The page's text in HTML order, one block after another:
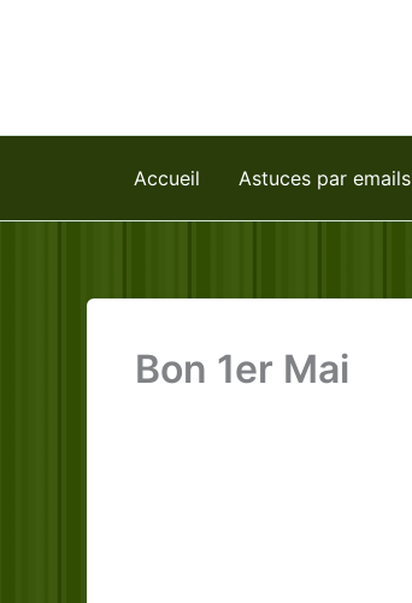
Accueil Astuces par emails
Bon 1er Mai